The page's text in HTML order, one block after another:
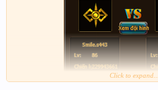
Click to expand...